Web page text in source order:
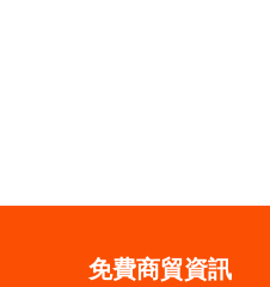
免費商貿資訊